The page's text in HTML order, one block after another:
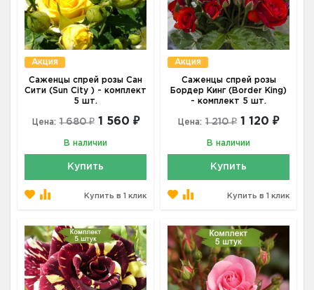
Акция
Саженцы спрей розы Сан
Сити (Sun City ) - комплект
5 шт.
Цена: 1 680 ₽ 1 560 ₽
В наличии
Купить
Купить в 1 клик
Акция
Саженцы спрей розы
Бордер Кинг (Border King)
- комплект 5 шт.
Цена: 1 210 ₽ 1 120 ₽
В наличии
Купить
Купить в 1 клик